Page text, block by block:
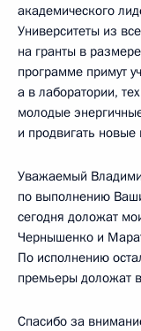
академического
Университеты из
на гранты в
программе примут
а в лаборатории,
молодые
и продвигать
Уважаемый
по выполнению
сегодня доложат
Чернышенко и
По исполнению
премьеры доложат
Спасибо за